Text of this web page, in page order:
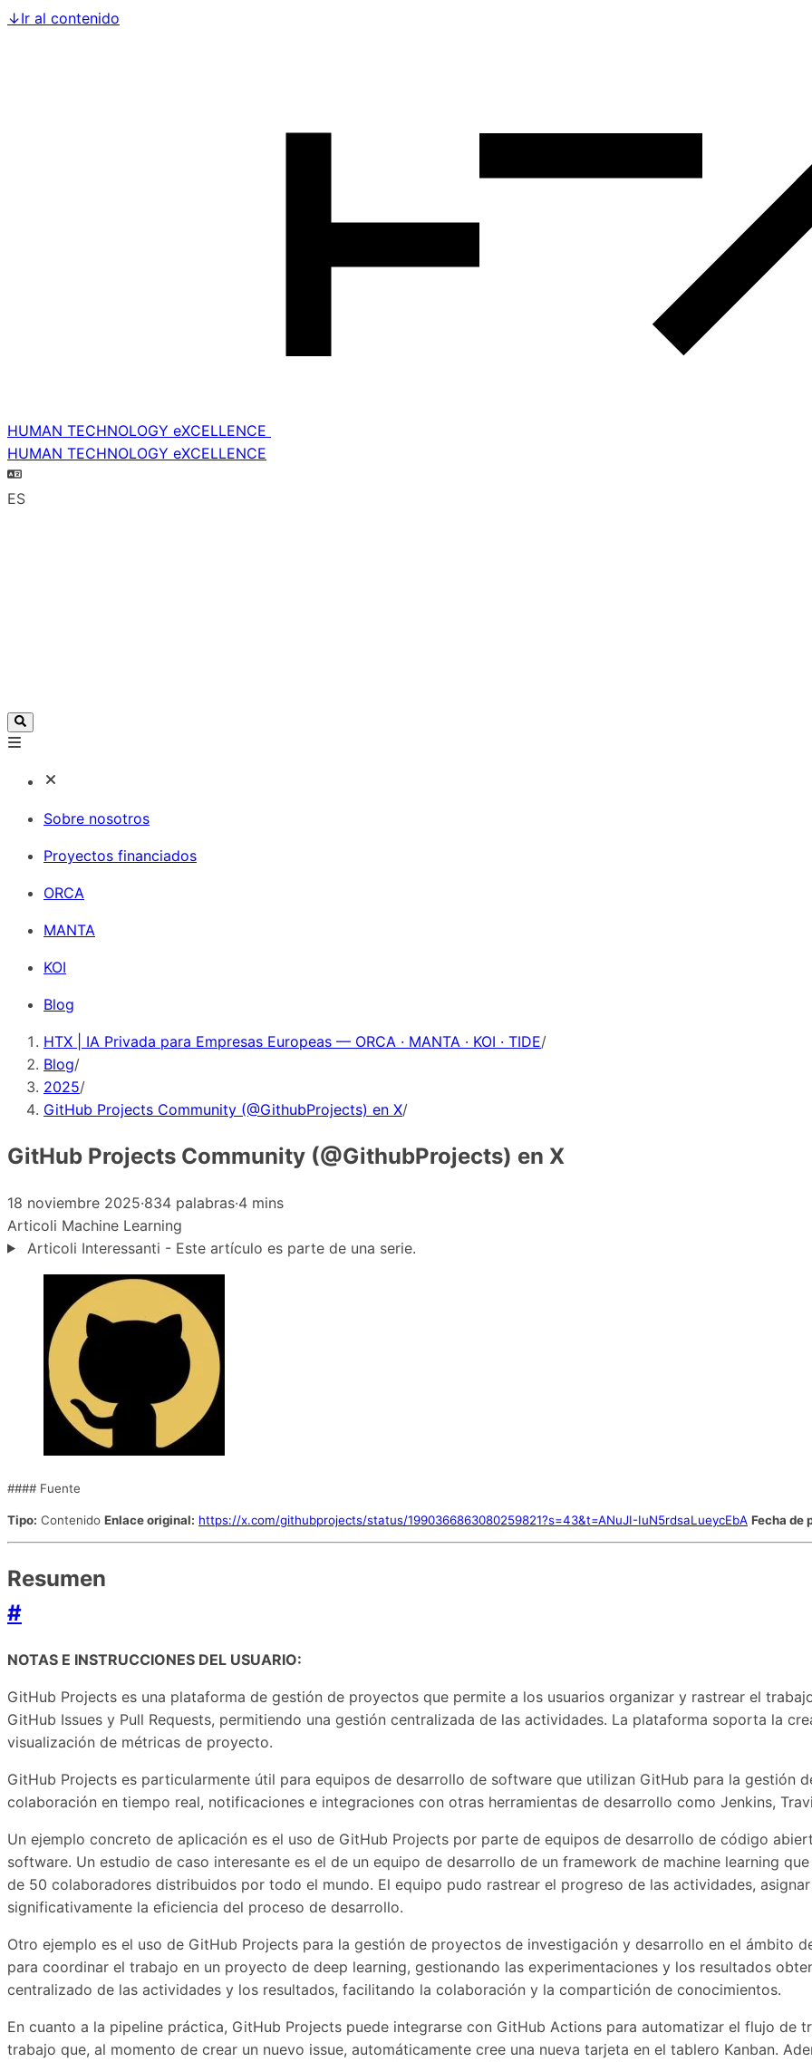
↓Ir al contenido
HUMAN TECHNOLOGY eXCELLENCE
HUMAN TECHNOLOGY eXCELLENCE
ES
Sobre nosotros
Proyectos financiados
ORCA
MANTA
KOI
Blog
HTX | IA Privada para Empresas Europeas — ORCA · MANTA · KOI · TIDE/
Blog/
2025/
GitHub Projects Community (@GithubProjects) en X/
GitHub Projects Community (@GithubProjects) en X
18 noviembre 2025·834 palabras·4 mins
Articoli Machine Learning
Articoli Interessanti - Este artículo es parte de una serie.
#### Fuente
Tipo: Contenido Enlace original: https://x.com/githubprojects/status/1990366863080259821?s=43&t=ANuJI-IuN5rdsaLueycEbA Fecha de
Resumen
#
NOTAS E INSTRUCCIONES DEL USUARIO:
GitHub Projects es una plataforma de gestión de proyectos que permite a los usuarios organizar y rastrear el
GitHub Issues y Pull Requests, permitiendo una gestión centralizada de las actividades. La plataforma soporta la
visualización de métricas de proyecto.
GitHub Projects es particularmente útil para equipos de desarrollo de software que utilizan GitHub para la gestión
colaboración en tiempo real, notificaciones e integraciones con otras herramientas de desarrollo como Jenkins,
Un ejemplo concreto de aplicación es el uso de GitHub Projects por parte de equipos de desarrollo de código
software. Un estudio de caso interesante es el de un equipo de desarrollo de un framework de machine learning
de 50 colaboradores distribuidos por todo el mundo. El equipo pudo rastrear el progreso de las actividades,
significativamente la eficiencia del proceso de desarrollo.
Otro ejemplo es el uso de GitHub Projects para la gestión de proyectos de investigación y desarrollo en el ámbito
para coordinar el trabajo en un proyecto de deep learning, gestionando las experimentaciones y los resultados
centralizado de las actividades y los resultados, facilitando la colaboración y la compartición de conocimientos.
En cuanto a la pipeline práctica, GitHub Projects puede integrarse con GitHub Actions para automatizar el flujo de
trabajo que, al momento de crear un nuevo issue, automáticamente cree una nueva tarjeta en el tablero Kanban.